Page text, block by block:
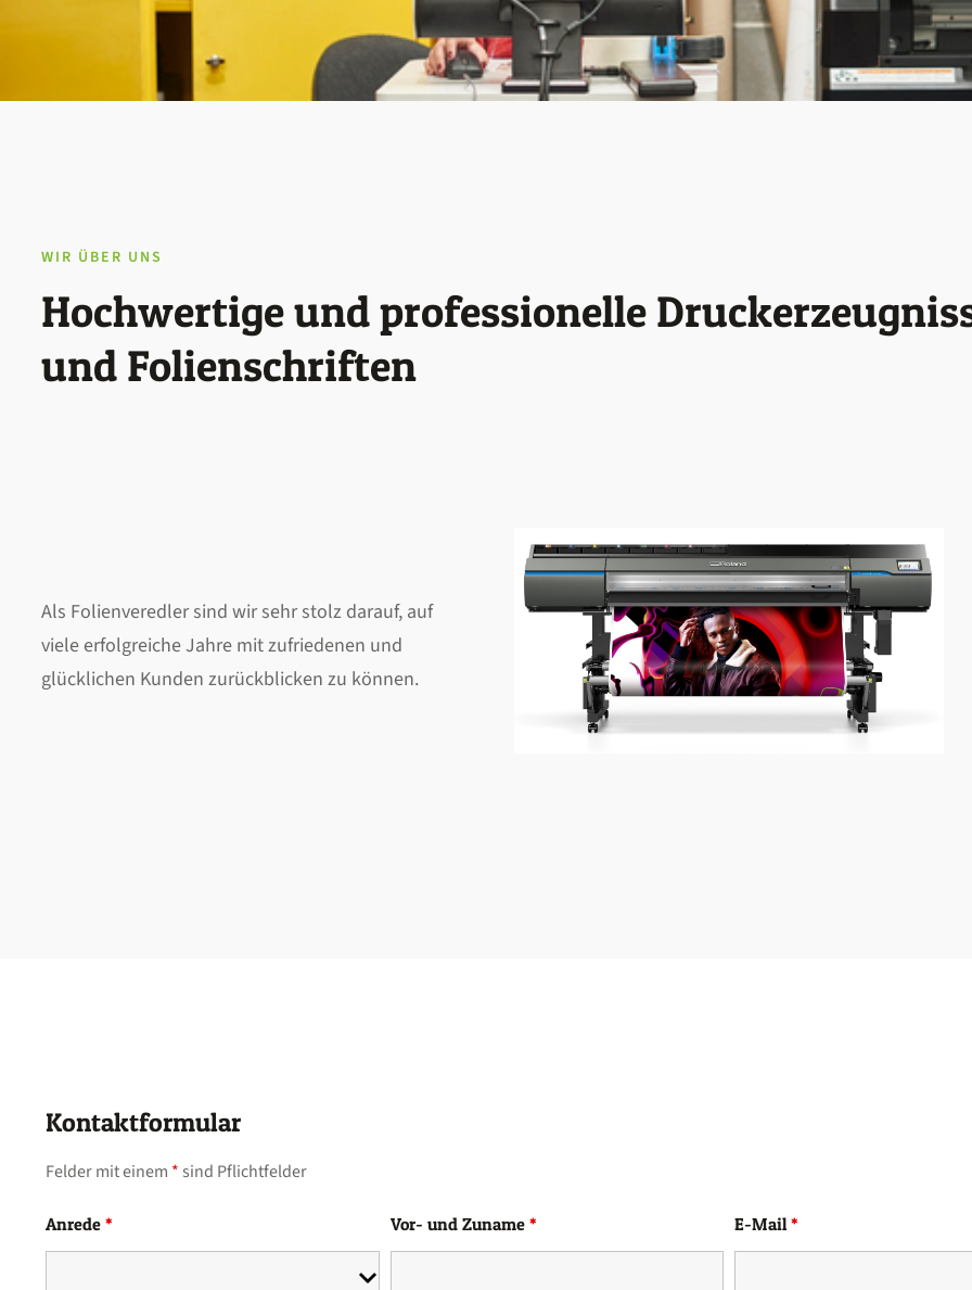
WIR ÜBER UNS
Hochwertige und professionelle
und Folienschriften
Als Folienveredler sind wir sehr stolz darauf, auf
viele erfolgreiche Jahre mit zufriedenen und
glücklichen Kunden zurückblicken zu können.
Kontaktformular
Felder mit einem * sind Pflichtfelder
Anrede * Vor- und Zuname * E-Mail*